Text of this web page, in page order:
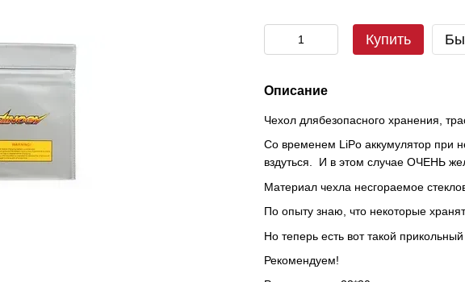
Купить
Описание
Чехол длябезопасного хранения,
Со временем LiPo аккумулятор при
вздуться. И в этом случае ОЧЕНЬ
Материал чехла несгораемое
По опыту знаю, что некоторые
Но теперь есть вот такой
Рекомендуем!